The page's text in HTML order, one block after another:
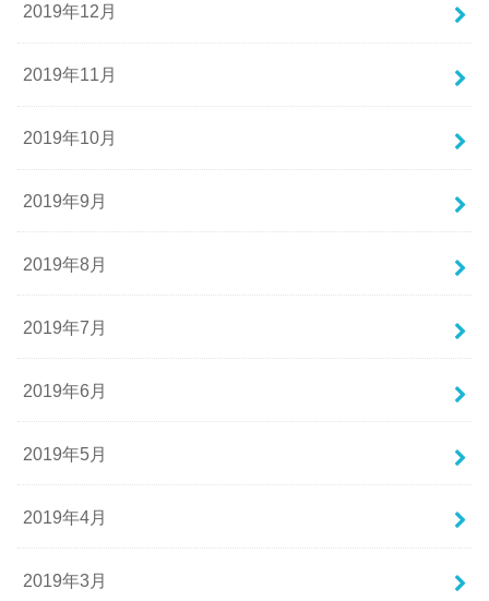
2019年12月
2019年11月
2019年10月
2019年9月
2019年8月
2019年7月
2019年6月
2019年5月
2019年4月
2019年3月